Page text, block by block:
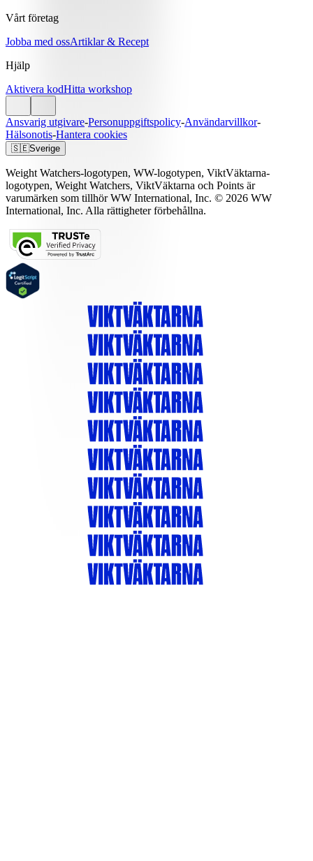
Vårt företag
Jobba med ossArtiklar & Recept
Hjälp
Aktivera kodHitta workshop
Ansvarig utgivare-Personuppgiftspolicy-Användarvillkor-
Hälsonotis-Hantera cookies
🇸🇪Sverige
Weight Watchers-logotypen, WW-logotypen, ViktVäktarna-
logotypen, Weight Watchers, ViktVäktarna och Points är
varumärken som tillhör WW International, Inc. © 2026 WW
International, Inc. Alla rättigheter förbehållna.